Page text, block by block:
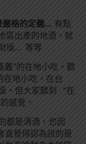
嚴格的定義… 有點
區出產的地酒，就
版… 等等
義”的在地小吃，聽
在地小吃，在台
，但大家聽到 “在
感覺。
都是清酒，也因
直覺得認為說的是